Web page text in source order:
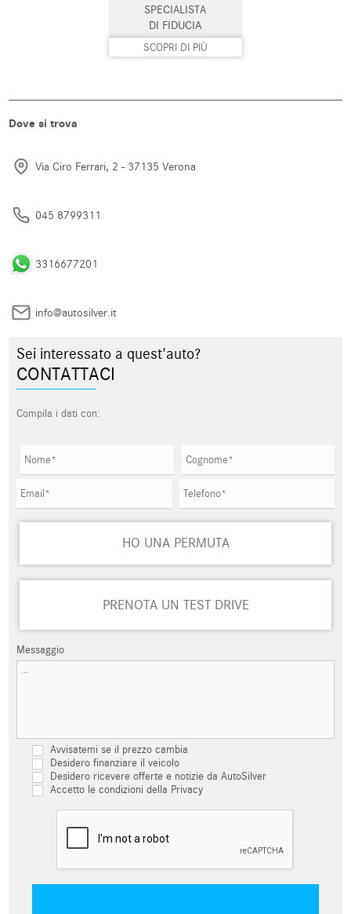
Sistema di parcheggio automatico
Sistema di riconoscimento della
Specchietti laterali elettrici
Telecamera per parcheggio
USB Vetri oscurati
Vivavoce
SPECIALISTA
DI FIDUCIA
SCOPRI DI PIÙ
Dove si trova
Via Ciro Ferrari, 2 - 37135 Verona
045 8799311
3316677201
info@autosilver.it
Sei interessato a quest'auto?
CONTATTACI
Compila i dati con:
HO UNA PERMUTA
PRENOTA UN TEST DRIVE
Messaggio
Avvisatemi se il prezzo cambia
Desidero finanziare il veicolo
Desidero ricevere offerte e notizie da AutoSilver
Accetto le condizioni della Privacy